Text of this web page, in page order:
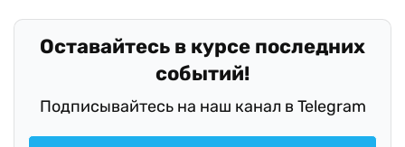
Оставайтесь в курсе последних
событий!
Подписывайтесь на наш канал в Telegram